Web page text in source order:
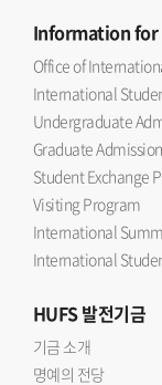
Informationfor
Office of
International
Undergraduate
Graduate Admission
Student Exchange
Visiting Program
International
International
HUFS발전기금
기금 소개
명예의 전당